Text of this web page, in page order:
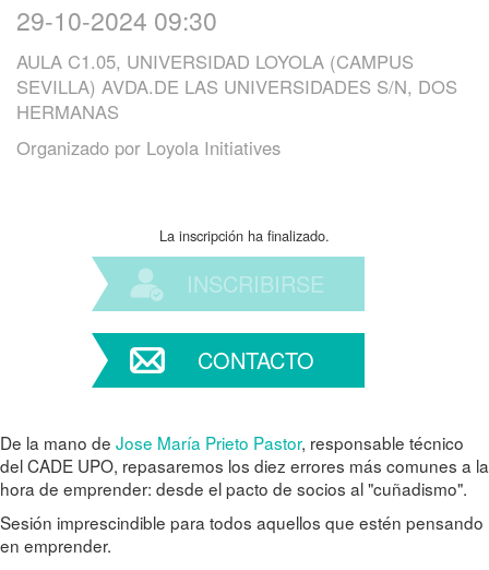
29-10-2024 09:30
AULA C1.05, UNIVERSIDAD LOYOLA (CAMPUS
SEVILLA) AVDA.DE LAS UNIVERSIDADES S/N, DOS
HERMANAS
Organizado por Loyola Initiatives
La inscripción ha finalizado.
INSCRIBIRSE
CONTACTO
De la mano de Jose María Prieto Pastor, responsable técnico
del CADE UPO, repasaremos los diez errores más comunes a la
hora de emprender: desde el pacto de socios al "cuñadismo".
Sesión imprescindible para todos aquellos que estén pensando
en emprender.